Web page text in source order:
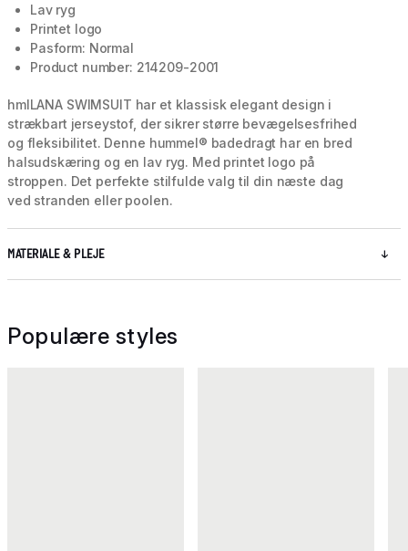
Lav ryg
Printet logo
Pasform: Normal
Product number: 214209-2001
hmlLANA SWIMSUIT har et klassisk elegant design i
strækbart jerseystof, der sikrer større bevægelsesfrihed
og fleksibilitet. Denne hummel® badedragt har en bred
halsudskæring og en lav ryg. Med printet logo på
stroppen. Det perfekte stilfulde valg til din næste dag
ved stranden eller poolen.
MATERIALE & PLEJE
Populære styles